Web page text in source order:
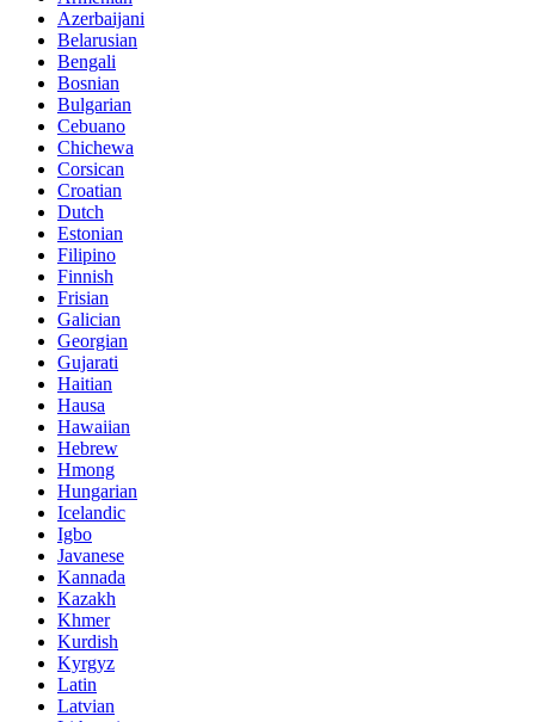
Azerbaijani
Belarusian
Bengali
Bosnian
Bulgarian
Cebuano
Chichewa
Corsican
Croatian
Dutch
Estonian
Filipino
Finnish
Frisian
Galician
Georgian
Gujarati
Haitian
Hausa
Hawaiian
Hebrew
Hmong
Hungarian
Icelandic
Igbo
Javanese
Kannada
Kazakh
Khmer
Kurdish
Kyrgyz
Latin
Latvian